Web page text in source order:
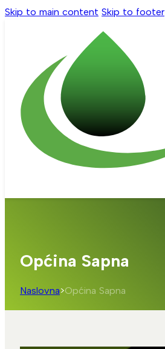
Skip to main content Skip to footer
Općina Sapna
Naslovna>Općina Sapna